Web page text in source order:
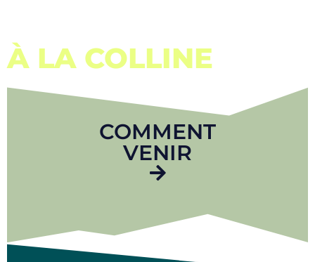
À LA COLLINE
COMMENT
VENIR